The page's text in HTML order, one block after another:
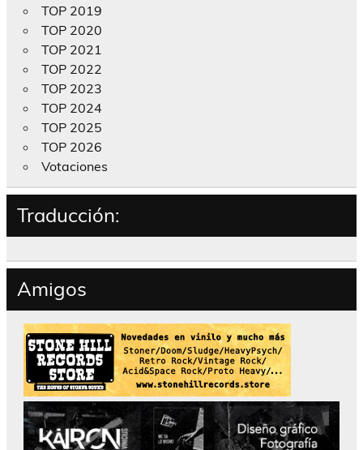
TOP 2019
TOP 2020
TOP 2021
TOP 2022
TOP 2023
TOP 2024
TOP 2025
TOP 2026
Votaciones
Traducción:
Amigos